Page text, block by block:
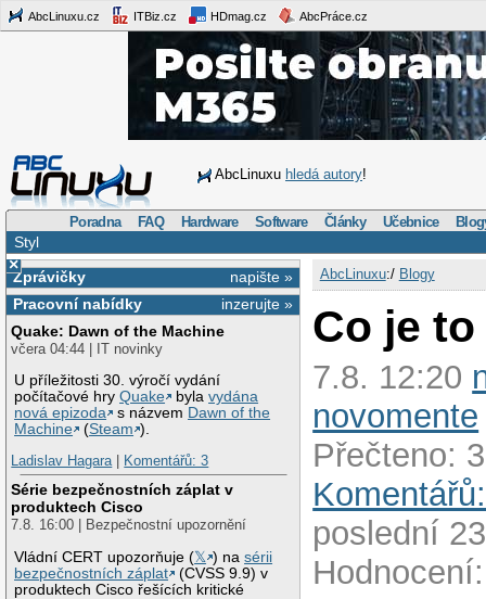
AbcLinuxu.cz ITBiz.cz HDmag.cz AbcPráce.cz
AbcLinuxu hledá autory!
Poradna FAQ Hardware Software Články Učebnice
Styl
×
napište »
Zprávičky
inzerujte »
Pracovní nabídky
Quake: Dawn of the Machine
včera 04:44 | IT novinky
U příležitosti 30. výročí vydání
počítačové hryQuake bylavydána
nová epizoda
s názvem Dawn of the
Machine
(Steam ).
Ladislav Hagara| Komentářů: 3
Série bezpečnostních záplat v
produktech Cisco
7.8. 16:00 | Bezpečnostní upozornění
Vládní CERT upozorňuje (𝕏 ) nasérii
bezpečnostních záplat
(CVSS 9.9) v
produktech Cisco řešících kritické
AbcLinuxu:/ Blogy
Co je
7.8. 12:20
novomente
Přečteno:
poslední